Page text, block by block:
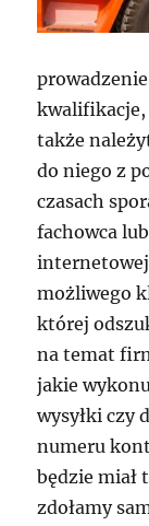
kwalifikacje,
także
do niego z
czasach
fachowca
możliwego
której
na temat
jakie
wysyłki czy
numeru
będzie miał
zdołamy